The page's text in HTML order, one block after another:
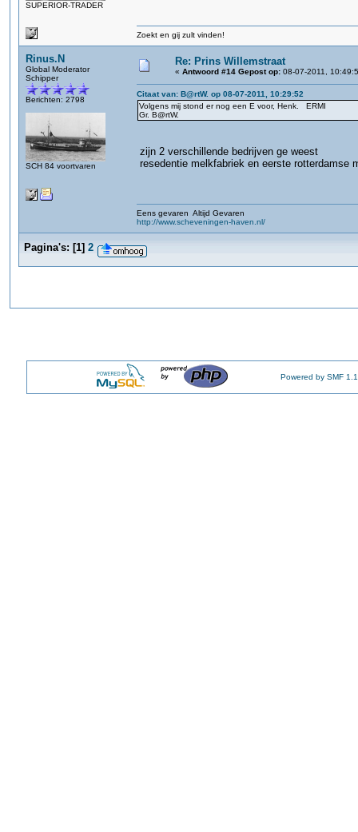
SUPERIOR-TRADER
Zoekt en gij zult vinden!
Rinus.N
Global Moderator
Schipper
Berichten: 2798
SCH 84 voortvaren
Re: Prins Willemstraat
« Antwoord #14 Gepost op: 08-07-2011,
Citaat van: B@rtW. op 08-07-2011, 10:29:52
Volgens mij stond er nog een E voor, Henk. ERMI
Gr. B@rtW.
zijn 2 verschillende bedrijven ge weest
resedentie melkfabriek en eerste rotterdamse
Eens gevaren Altijd Gevaren
http://www.scheveningen-haven.nl/
Pagina's: [1] 2
Powered by SMF